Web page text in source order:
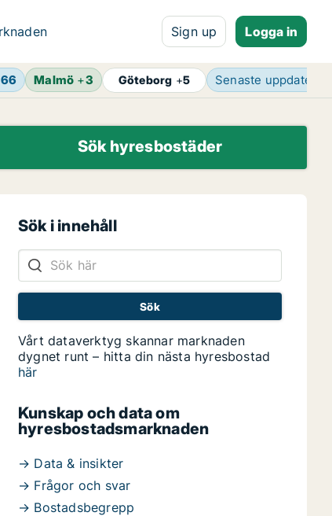
Sign up Logga in
66 Malmö +3 Göteborg +5 Senaste
Sök hyresbostäder
Sök i innehåll
Vårt dataverktyg skannar marknaden
dygnet runt – hitta din nästa hyresbostad
här
Kunskap och data om
hyresbostadsmarknaden
→ Data & insikter
→ Frågor och svar
→ Bostadsbegrepp